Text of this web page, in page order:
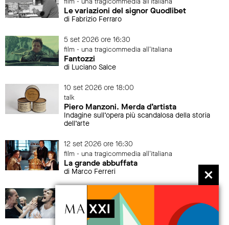
Le variazioni del signor Quodlibet
di Fabrizio Ferraro
5 set 2026 ore 16:30
film - una tragicommedia all'italiana
Fantozzi
di Luciano Salce
10 set 2026 ore 18:00
talk
Piero Manzoni. Merda d’artista
Indagine sull’opera più scandalosa della storia
dell’arte
12 set 2026 ore 16:30
film - una tragicommedia all'italiana
La grande abbuffata
di Marco Ferreri
19 set 2026 > 20 set 2026
performance
Alessandro Sciarroni
AUGUSTO_expanded tiny version